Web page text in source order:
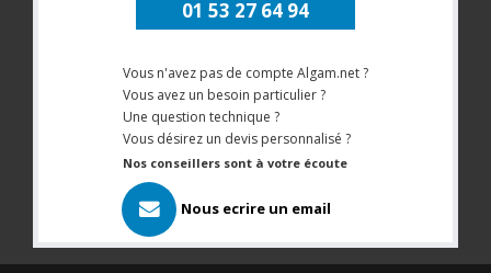
01 53 27 64 94
Vous n'avez pas de compte Algam.net ?
Vous avez un besoin particulier ?
Une question technique ?
Vous désirez un devis personnalisé ?
Nos conseillers sont à votre écoute
Nous ecrire un email